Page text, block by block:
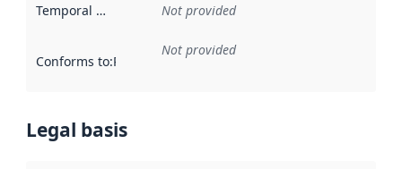
Temporal scope Not provided
Conforms to:Reference to an implementation rule or other
Not provided
Legal basis